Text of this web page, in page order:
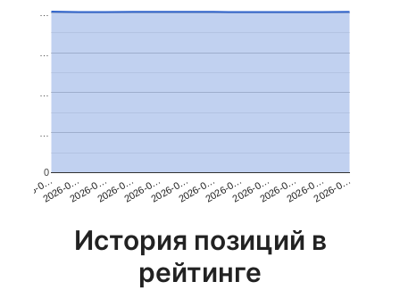
2026-0…2026-0…2026-0…2026-0…2026-0…2026-0…2026-0…2026-0…2026-0…2026-0…2026-0…2026-0…
0
…
История позиций в
рейтинге